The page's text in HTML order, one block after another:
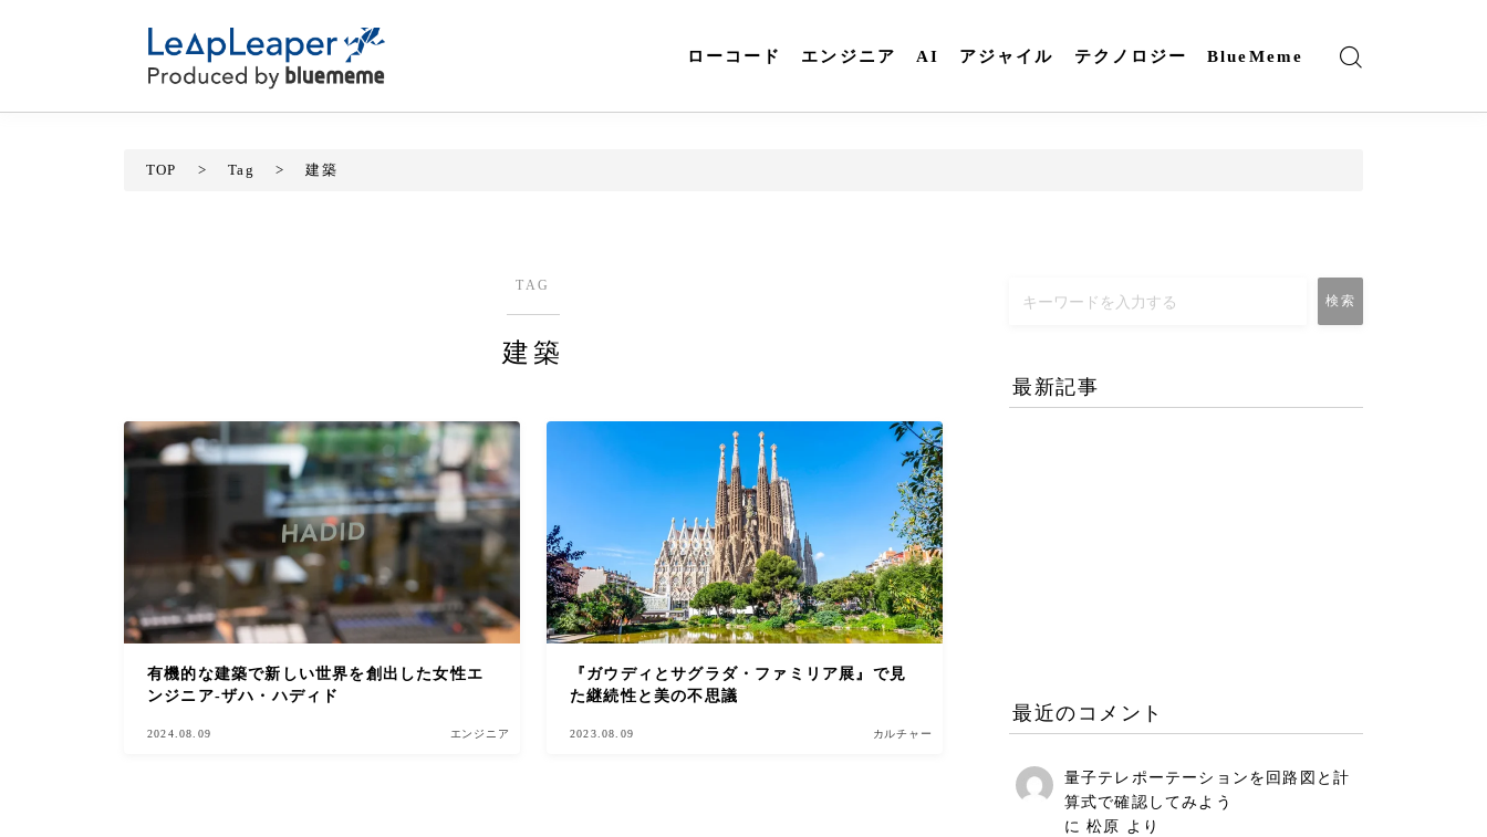
ローコード エンジニア AI アジャイル テクノロジー BlueMeme
TOP > Tag > 建築
TAG
建築
有機的な建築で新しい世界を創出した女性エ
ンジニア-ザハ・ハディド
2024.08.09 エンジニア
『ガウディとサグラダ・ファミリア展』で見
た継続性と美の不思議
2023.08.09 カルチャー
検索
最新記事
最近のコメント
量子テレポーテーションを回路図と計
算式で確認してみよう
に松原 より